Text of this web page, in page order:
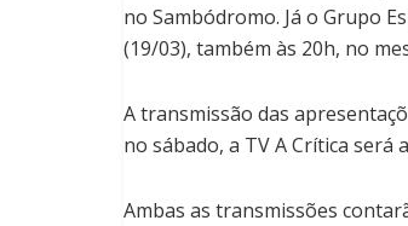
no Sambódromo. Já o Grupo
(19/03), também às 20h, no
A transmissão das
no sábado, a TV A Crítica será
Ambas as transmissões